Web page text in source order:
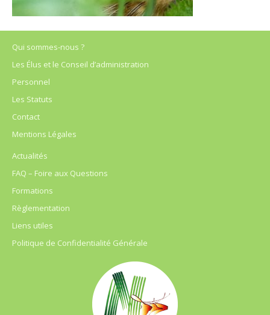
Qui sommes-nous ?
Les Élus et le Conseil d’administration
Personnel
Les Statuts
Contact
Mentions Légales
Actualités
FAQ – Foire aux Questions
Formations
Règlementation
Liens utiles
Politique de Confidentialité Générale